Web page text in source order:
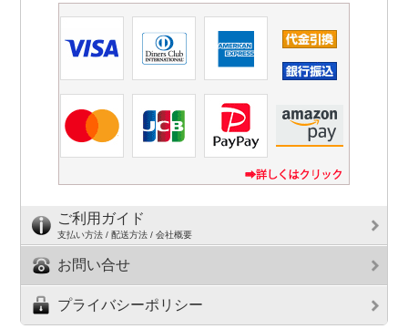
ご利用ガイド
支払い方法 / 配送方法 / 会社概要
お問い合せ
プライバシーポリシー